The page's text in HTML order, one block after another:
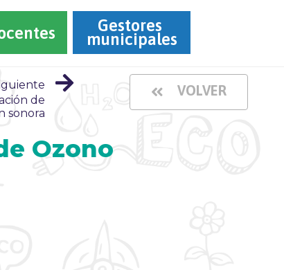
Gestores
municipales
de
sonora
VOLVER
Ozono